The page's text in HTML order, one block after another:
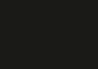
equipe
erro nosso, dos